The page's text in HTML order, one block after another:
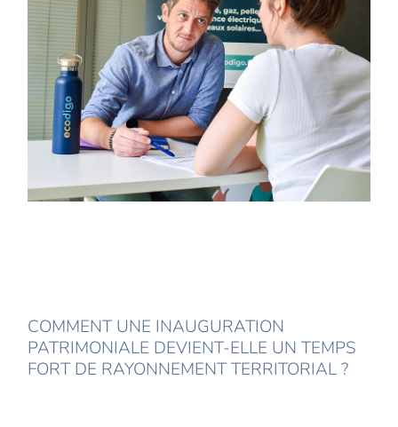
COMMENT UNE INAUGURATION
PATRIMONIALE DEVIENT-ELLE UN TEMPS
FORT DE RAYONNEMENT TERRITORIAL ?